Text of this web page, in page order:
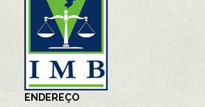
ENDEREÇO